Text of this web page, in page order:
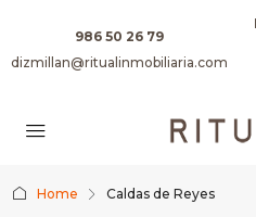
986 50 26 79
dizmillan@ritualinmobiliaria.com
Home Caldas de Reyes